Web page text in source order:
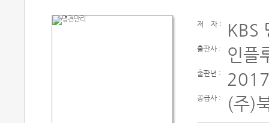
저 자 : KBS
출판사 : 인플
출판년 :
공급사 : (주)